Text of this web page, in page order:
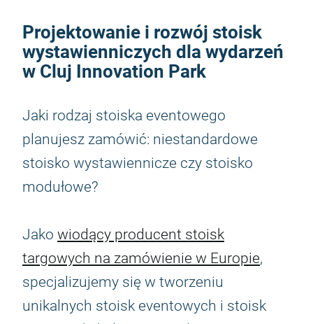
Projektowanie i rozwój stoisk
wystawienniczych dla wydarzeń
w Cluj Innovation Park
Jaki rodzaj stoiska eventowego
planujesz zamówić: niestandardowe
stoisko wystawiennicze czy stoisko
modułowe?
Jako wiodący producent stoisk
targowych na zamówienie w Europie,
specjalizujemy się w tworzeniu
unikalnych stoisk eventowych i stoisk